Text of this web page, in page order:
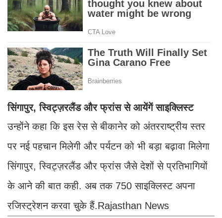
सिंगापुर, स्विट्ज़रलैंड और फ्रांस से आयेंगें साइक्लिस्ट
उन्होंने कहा कि इस रेस से बीकानेर को अंतरराष्ट्रीय स्तर
पर नई पहचान मिलेगी और पर्यटन को भी बड़ा बढ़ावा मिलेगा
सिंगापुर, स्विट्ज़रलैंड और फ्रांस जैसे देशों से प्रतिभागियों
के आने की बात कही. अब तक 750 साइक्लिस्ट अपना
रजिस्ट्रेशन करवा चुके हैं.Rajasthan News